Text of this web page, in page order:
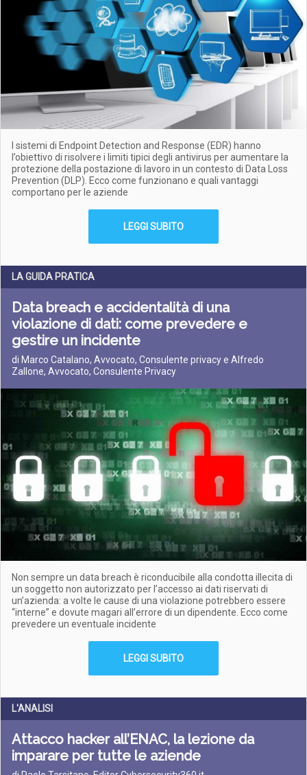
I sistemi di Endpoint Detection and Response (EDR) hanno
l’obiettivo di risolvere i limiti tipici degli antivirus per aumentare la
protezione della postazione di lavoro in un contesto di Data Loss
Prevention (DLP). Ecco come funzionano e quali vantaggi
comportano per le aziende
LEGGI SUBITO
LA GUIDA PRATICA
Data breach e accidentalità di una
violazione di dati: come prevedere e
gestire un incidente
di Marco Catalano, Avvocato, Consulente privacy e Alfredo
Zallone, Avvocato, Consulente Privacy
Non sempre un data breach è riconducibile alla condotta illecita di
un soggetto non autorizzato per l’accesso ai dati riservati di
un’azienda: a volte le cause di una violazione potrebbero essere
“interne” e dovute magari all’errore di un dipendente. Ecco come
prevedere un eventuale incidente
LEGGI SUBITO
L'ANALISI
Attacco hacker all’ENAC, la lezione da
imparare per tutte le aziende